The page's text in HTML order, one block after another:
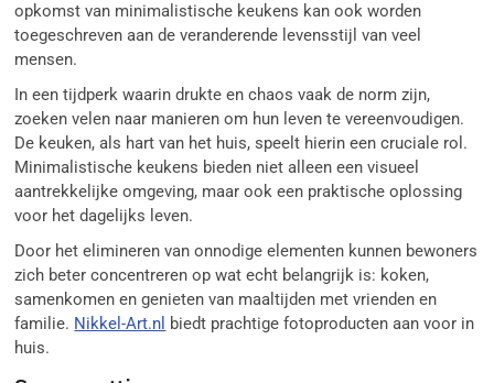
opkomst van minimalistische keukens kan ook worden
toegeschreven aan de veranderende levensstijl van veel
mensen.
In een tijdperk waarin drukte en chaos vaak de norm zijn,
zoeken velen naar manieren om hun leven te vereenvoudigen.
De keuken, als hart van het huis, speelt hierin een cruciale rol.
Minimalistische keukens bieden niet alleen een visueel
aantrekkelijke omgeving, maar ook een praktische oplossing
voor het dagelijks leven.
Door het elimineren van onnodige elementen kunnen bewoners
zich beter concentreren op wat echt belangrijk is: koken,
samenkomen en genieten van maaltijden met vrienden en
familie. Nikkel-Art.nl biedt prachtige fotoproducten aan voor in
huis.